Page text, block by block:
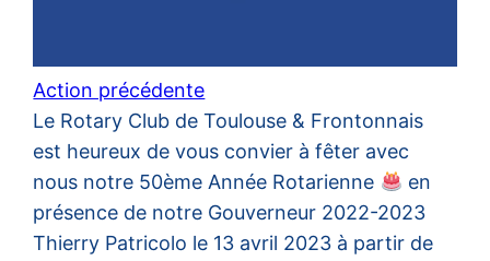
Action précédente
Le Rotary Club de Toulouse & Frontonnais
est heureux de vous convier à fêter avec
nous notre 50ème Année Rotarienne
en
présence de notre Gouverneur 2022-2023
Thierry Patricolo le 13 avril 2023 à partir de